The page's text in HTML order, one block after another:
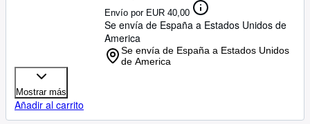
Envío por EUR 40,00
Se envía de España a Estados Unidos de
America
Se envía de España a Estados Unidos
de America
Mostrar más
Añadir al carrito